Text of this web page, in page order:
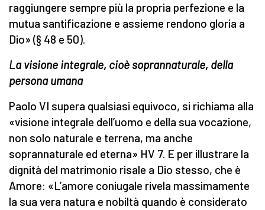
raggiungere sempre più la propria perfezione e la
mutua santificazione e assieme rendono gloria a
Dio» (§ 48 e 50).
La visione integrale, cioè soprannaturale, della
persona umana
Paolo VI supera qualsiasi equivoco, si richiama alla
«visione integrale dell’uomo e della sua vocazione,
non solo naturale e terrena, ma anche
soprannaturale ed eterna» HV 7. E per illustrare la
dignità del matrimonio risale a Dio stesso, che è
Amore: «L’amore coniugale rivela massimamente
la sua vera natura e nobiltà quando è considerato